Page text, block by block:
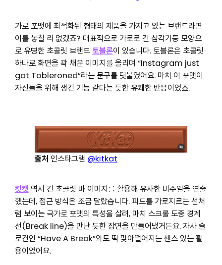
가로 포맷에 최적화된 형태의 제품을 가지고 있는 브랜드라면
이를 놓칠 리 없겠죠? 대표적으로 가로로 긴 삼각기둥 모양으
로 유명한 초콜릿 브랜드토블론이 있습니다. 토블론은 초콜릿
하나로 화면을 꽉 채운 이미지를 올리며 “Instagram just
got Tobleroned”라는 문구를 덧붙였어요. 마치 이 포맷이
자신들을 위해 생긴 기능 같다는 듯한 유쾌한 반응이었죠.
출처 인스타그램 @kitkat
킷캣역시 긴 초콜릿 바 이미지를 활용해 유사한 비주얼을 연출
했는데, 접근 방식은 조금 달랐습니다. 피드를 가로지르는 선처
럼 보이는 극가로 포맷의 특성을 살려, 마치 스크롤 도중 경계
선(Break line)을 만난 듯한 장면을 만들어냈거든요. 자사 슬
로건인 “Have A Break”와도 딱 맞아떨어지는 센스 있는 활
용이었어요.